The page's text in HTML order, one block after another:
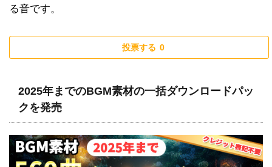
る音です。
投票する 0
2025年までのBGM素材の一括ダウンロードパッ
クを発売